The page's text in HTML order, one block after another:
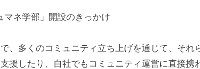
マネ学部」開設のきっかけ
、多くのコミュニティ立ち上げを通じて、それ
援したり、自社でもコミュニティ運営に直接携